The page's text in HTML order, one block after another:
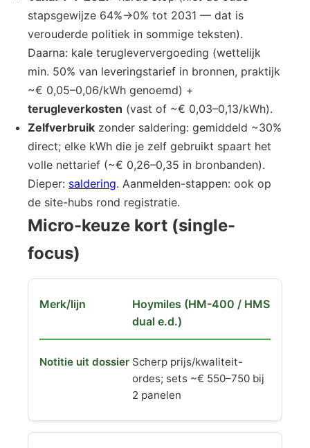
stapsgewijze 64%→0% tot 2031 — dat is
verouderde politiek in sommige teksten).
Daarna: kale terugleververgoeding (wettelijk
min. 50% van leveringstarief in bronnen, praktijk
~€ 0,05–0,06/kWh genoemd) +
terugleverkosten (vast of ~€ 0,03–0,13/kWh).
Zelfverbruik zonder saldering: gemiddeld ~30%
direct; elke kWh die je zelf gebruikt spaart het
volle nettarief (~€ 0,26–0,35 in bronbanden).
Dieper: saldering. Aanmelden-stappen: ook op
de site-hubs rond registratie.
Micro-keuze kort (single-
focus)
Hoymiles (HM-400 / HMS
dual e.d.)
Scherp prijs/kwaliteit-
ordes; sets ~€ 550–750 bij
2 panelen